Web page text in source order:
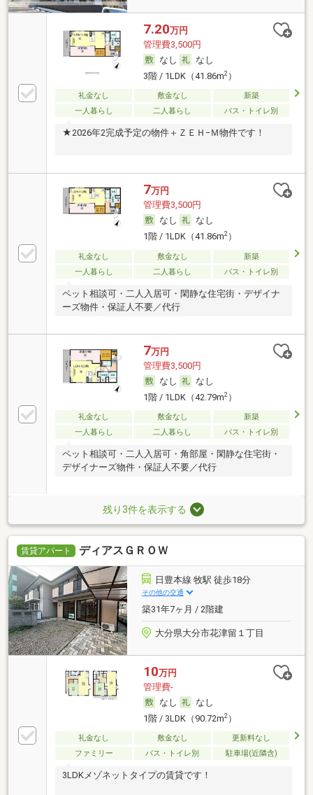
7.20万円
管理費3,500円
なし
なし
3階 / 1LDK（41.86m2）
礼金なし 敷金なし
新築
一人暮らし
二人暮らし バス・トイレ別
★2026年2完成予定の物件＋ＺＥＨ−Ｍ物件です！
7万円
管理費3,500円
なし
なし
1階 / 1LDK（41.86m2）
礼金なし 敷金なし
新築
一人暮らし
二人暮らし バス・トイレ別
ペット相談可・二人入居可・閑静な住宅街・デザイナ
ーズ物件・保証人不要／代行
7万円
管理費3,500円
なし
なし
1階 / 1LDK（42.79m2）
礼金なし 敷金なし
新築
一人暮らし
二人暮らし バス・トイレ別
ペット相談可・二人入居可・角部屋・閑静な住宅街・
デザイナーズ物件・保証人不要／代行
残り3件を表示する
賃貸アパート ディアスＧＲＯＷ
日豊本線 牧駅 徒歩18分
その他の交通
築31年7ヶ月 / 2階建
大分県大分市花津留１丁目
10万円
管理費-
なし
なし
1階 / 3LDK（90.72m2）
礼金なし 敷金なし
更新料なし
ファミリー
バス・トイレ別 駐車場(近隣含)
3LDKメゾネットタイプの賃貸です！